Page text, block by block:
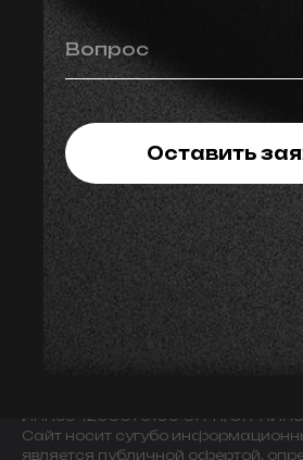
Вопрос
Оставить
ИНН594203076109 ОГРН/
Сайт носит сугубо
является публичной офертой,